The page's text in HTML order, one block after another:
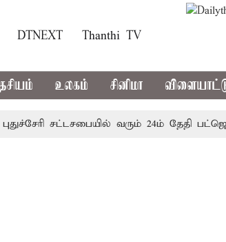
DTNEXT Thanthi TV
உலகம் சினிமா
சட்டசபையில் வரும் 24ம் தேதி பட்ஜெட்